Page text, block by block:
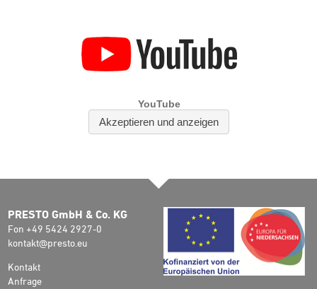
PRESTO GmbH & Co. KG
Fon +49 5424 2927-0
kontakt@presto.eu
Kontakt
Anfrage